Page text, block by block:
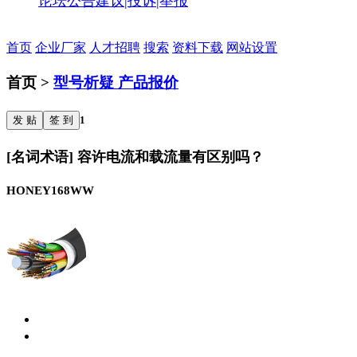
首页 企业厂家 人才招聘 搜索 资料下载 网站设置
首页 > 型号析疑 产品报价
发 贴 签 到 1
[名词术语] 容许电流和载流量有区别吗？
HONEY168WW